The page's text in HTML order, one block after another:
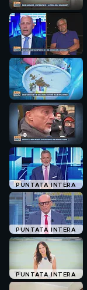
PUNTATA INTERA
PUNTATA INTERA
PUNTATA INTERA